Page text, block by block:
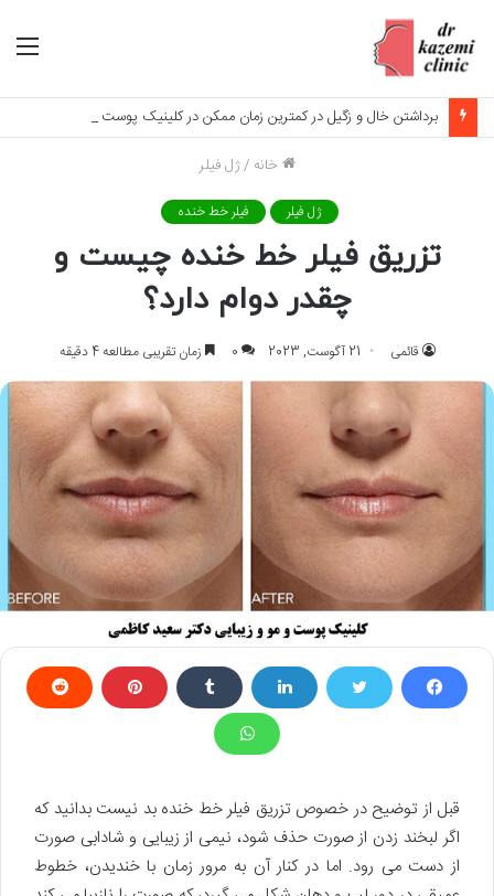
خانه /ژل فیلر
ژل فیلر فیلر خط خنده
تزریق فیلر خط خنده چیست و
چقدر دوام دارد؟
قائمی 21 آگوست, 2023 0 زمان تقریبی مطالعه 4 دقیقه
قبل از توضیح در خصوص تزریق فیلر خط خنده بد نیست بدانید که
اگر لبخند زدن از صورت حذف شود، نیمی از زیبایی و شادابی صورت
از دست می رود. اما در کنار آن به مرور زمان با خندیدن، خطوط